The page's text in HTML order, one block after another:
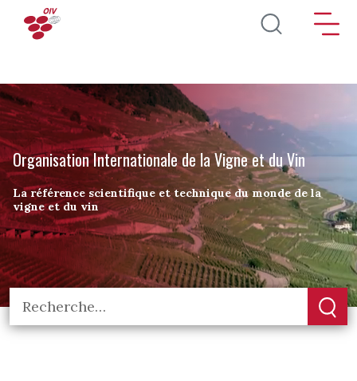
Aller au contenu principal
Organisation Internationale de la Vigne et du Vin
La référence scientifique et technique du monde de la
vigne et du vin